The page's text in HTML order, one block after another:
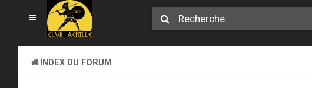
INDEX DU FORUM